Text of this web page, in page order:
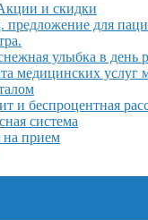
и скидки
предложение для
улыбка в день
медицинских услуг
и беспроцентная
система
на прием